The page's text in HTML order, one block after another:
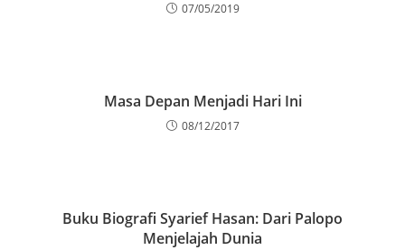
07/05/2019
Masa Depan Menjadi Hari Ini
08/12/2017
Buku Biografi Syarief Hasan: Dari Palopo
Menjelajah Dunia